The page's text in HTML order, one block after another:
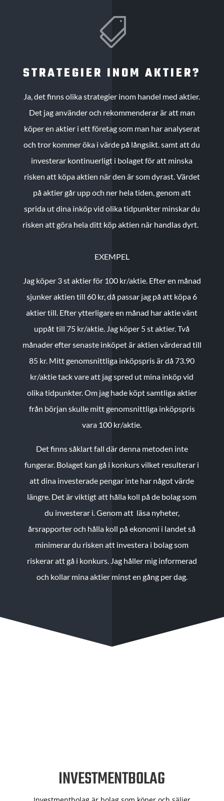

STRATEGIER INOM AKTIER?
Ja, det finns olika strategier inom handel med aktier.
Det jag använder och rekommenderar är att man
köper en aktier i ett företag som man har analyserat
och tror kommer öka i värde på långsikt. samt att du
investerar kontinuerligt i bolaget för att minska
risken att köpa aktien när den är som dyrast. Värdet
på aktier går upp och ner hela tiden, genom att
sprida ut dina inköp vid olika tidpunkter minskar du
risken att göra hela ditt köp aktien när handlas dyrt.
EXEMPEL
Jag köper 3 st aktier för 100 kr/aktie. Efter en månad
sjunker aktien till 60 kr, då passar jag på att köpa 6
aktier till. Efter ytterligare en månad har aktie vänt
uppåt till 75 kr/aktie. Jag köper 5 st aktier.Två
månader efter senaste inköpet är aktien värderad till
85 kr. Mitt genomsnittliga inköpspris är då 73.90
kr/aktie tack vare att jag spred ut mina inköp vid
olika tidpunkter. Om jag hade köpt samtliga aktier
från början skulle mitt genomsnittliga inköpspris
vara 100 kr/aktie.
Det finns såklart fall där denna metoden inte
fungerar. Bolaget kan gå i konkurs vilket resulterar i
att dina investerade pengar inte har något värde
längre. Det är viktigt att hålla koll på de bolag som
du investerar i. Genom att läsa nyheter,
årsrapporter och hålla koll på ekonomi i landet så
minimerar du risken att investera i bolag som
riskerar att gå i konkurs. Jag håller mig informerad
och kollar mina aktier minst en gång per dag.
INVESTMENTBOLAG